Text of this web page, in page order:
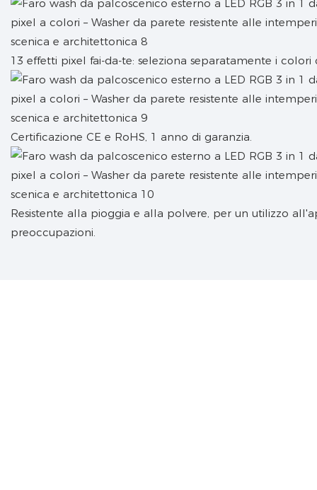
13 effetti pixel fai-da-te: seleziona separatamente i
Certificazione CE e RoHS, 1 anno di garanzia.
Resistente alla pioggia e alla polvere, per un utilizzo
preoccupazioni.